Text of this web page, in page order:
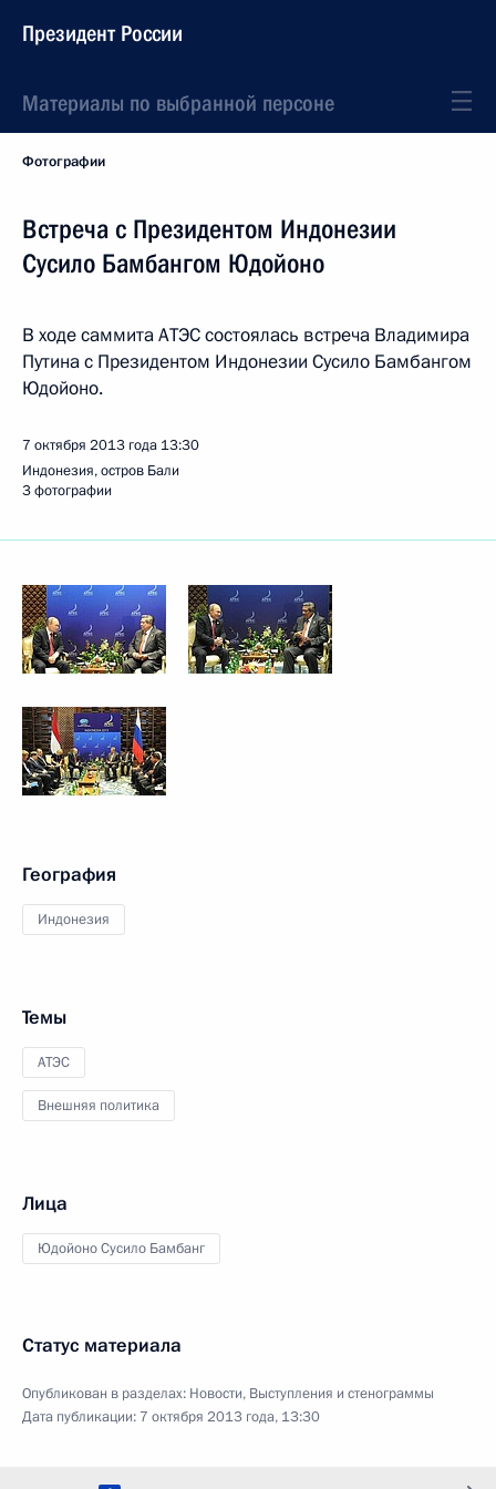
Президент России
Материалы по выбранной персоне
Фотографии
Встреча с Президентом Индонезии
Сусило Бамбангом Юдойоно
В ходе саммита АТЭС состоялась встреча Владимира
Путина с Президентом Индонезии Сусило Бамбангом
Юдойоно.
7 октября 2013 года 13:30
Индонезия, остров Бали
3 фотографии
География
Индонезия
Темы
АТЭС
Внешняя политика
Лица
Юдойоно Сусило Бамбанг
Статус материала
Опубликован в разделах: Новости, Выступления и стенограммы
Дата публикации: 7 октября 2013 года, 13:30